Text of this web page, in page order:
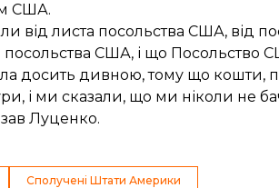
США.
від листа посольства США, від
США, і що Посольство
досить дивною, тому що кошти,
і ми сказали, що ми ніколи не
Луценко.
Сполучені Штати Америки